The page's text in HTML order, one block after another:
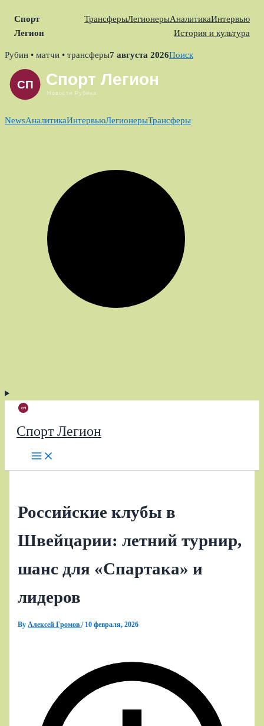
Спорт
Легион
ТрансферыЛегионерыАналитикаИнтервью
История и культура
Skip
content
Рубин • матчи • трансферы7 августа 2026Поиск
NewsАналитикаИнтервьюЛегионерыТрансферы
Спорт Легион
Российские клубы в
Швейцарии: летний турнир,
шанс для «Спартака» и
лидеров
ByАлексей Громов/ 10 февраля, 2026